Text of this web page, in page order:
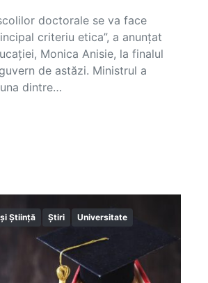
doctorale se va face
criteriu etica”, a anunțat
Monica Anisie, la finalul
de astăzi. Ministrul a
dintre…
Știință Știri Universitate